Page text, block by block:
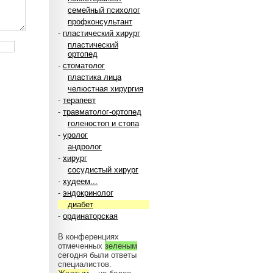
семейный психолог
профконсультант
- пластический хирург
пластический
ортопед
- стоматолог
пластика лица
челюстная хирургия
- терапевт
- травматолог-ортопед
голеностоп и стопа
- уролог
андролог
- хирург
сосудистый хирург
- худеем...
- эндокринолог
диабет
- ординаторская
В конференциях
отмеченных зеленым
сегодня были ответы
специалистов.